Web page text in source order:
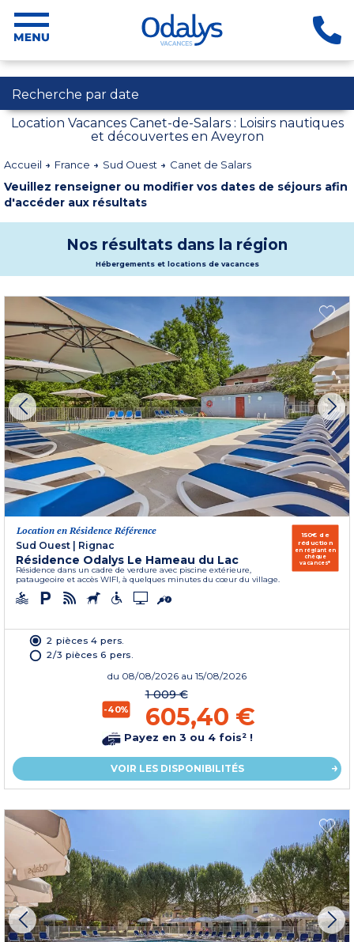
Recherche par date
Location Vacances Canet-de-Salars : Loisirs nautiques
et découvertes en Aveyron
Accueil France Sud Ouest Canet de Salars
Veuillez renseigner ou modifier vos dates de séjours afin
d'accéder aux résultats
Nos résultats dans la région
Hébergements et locations de vacances
Location en Résidence Référence
Sud Ouest
Rignac
Résidence Odalys Le Hameau du Lac
Résidence dans un cadre de verdure avec piscine extérieure,
pataugeoire et accès WIFI, à quelques minutes du cœur du village.
150€ de
réduction
en réglant en
chèque
vacances*
2 pièces 4 pers.
2/3 pièces 6 pers.
du 08/08/2026 au 15/08/2026
-40%
1 009 €
605,40 €
Payez en 3 ou 4 fois² !
VOIR LES DISPONIBILITÉS